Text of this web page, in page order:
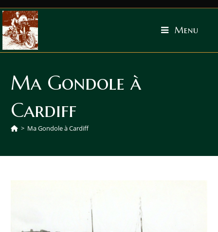
Menu
Ma Gondole à
Cardiff
> Ma Gondole à Cardiff